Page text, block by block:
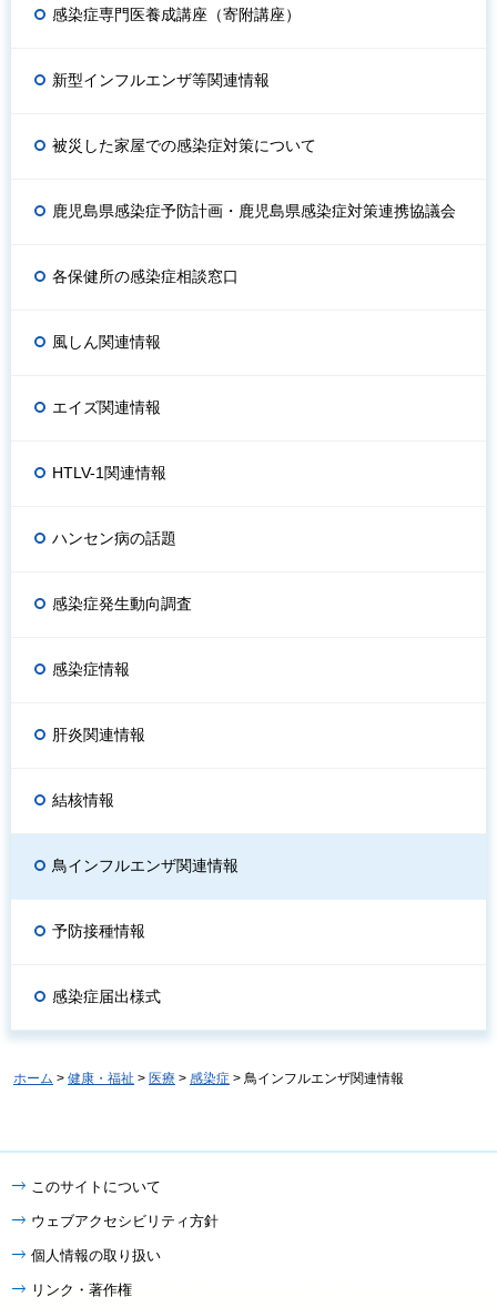
感染症専門医養成講座（寄附講座）
新型インフルエンザ等関連情報
被災した家屋での感染症対策について
鹿児島県感染症予防計画・鹿児島県感染症対策連携協議会
各保健所の感染症相談窓口
風しん関連情報
エイズ関連情報
HTLV-1関連情報
ハンセン病の話題
感染症発生動向調査
感染症情報
肝炎関連情報
結核情報
鳥インフルエンザ関連情報
予防接種情報
感染症届出様式
ホーム > 健康・福祉 > 医療 > 感染症 > 鳥インフルエンザ関連情報
このサイトについて
ウェブアクセシビリティ方針
個人情報の取り扱い
リンク・著作権